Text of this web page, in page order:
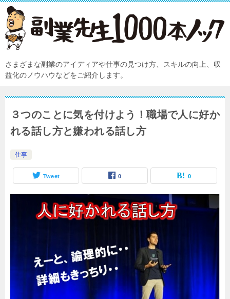
さまざまな副業のアイディアや仕事の見つけ方、スキルの向上、収
益化のノウハウなどをご紹介します。
３つのことに気を付けよう！職場で人に好か
れる話し方と嫌われる話し方
仕事
Tweet 0 0